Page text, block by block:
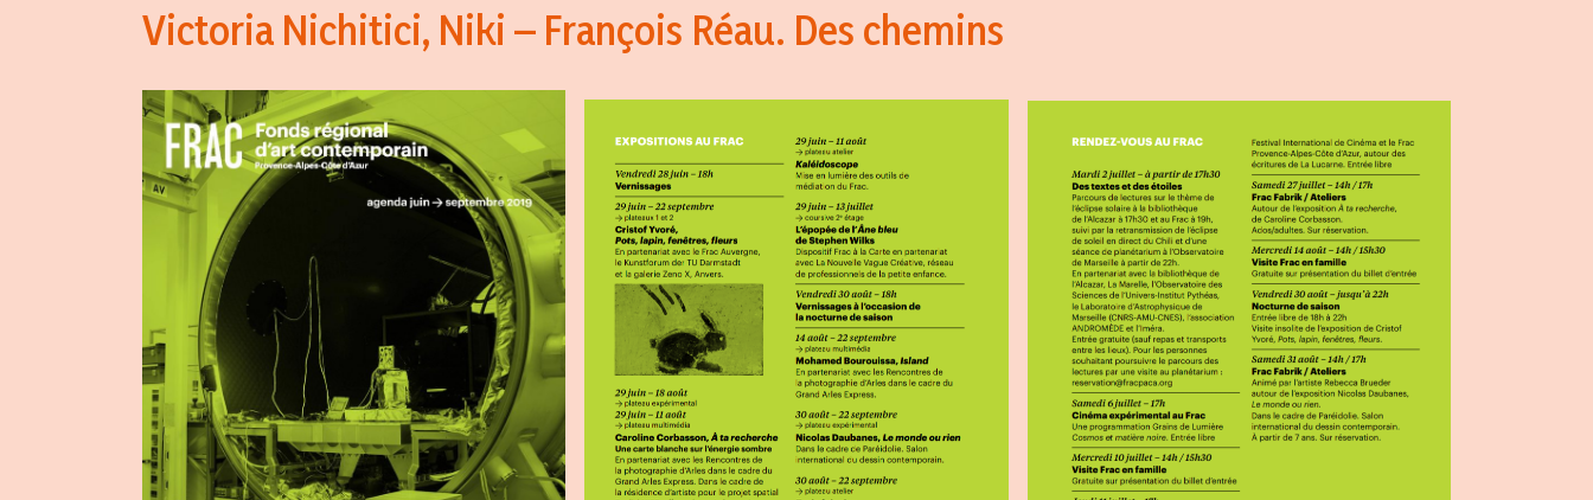
Victoria Nichitici, Niki – François Réau. Des chemins